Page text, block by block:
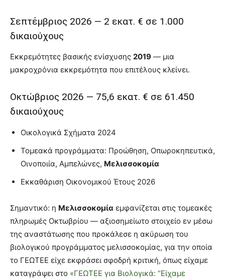
Σεπτέμβριος 2026 — 2 εκατ. € σε 1.000
δικαιούχους
Εκκρεμότητες βασικής ενίσχυσης 2019 — μια
μακροχρόνια εκκρεμότητα που επιτέλους κλείνει.
Οκτώβριος 2026 — 75,6 εκατ. € σε 61.450
δικαιούχους
Οικολογικά Σχήματα 2024
Τομεακά προγράμματα: Προώθηση, Οπωροκηπευτικά,
Οινοποιία, Αμπελώνες, Μελισσοκομία
Εκκαθάριση Οικονομικού Έτους 2026
Σημαντικό: η Μελισσοκομία εμφανίζεται στις τομεακές
πληρωμές Οκτωβρίου — αξιοσημείωτο στοιχείο εν μέσω
της αναστάτωσης που προκάλεσε η ακύρωση του
βιολογικού προγράμματος μελισσοκομίας, για την οποία
το ΓΕΩΤΕΕ είχε εκφράσει σφοδρή κριτική, όπως είχαμε
καταγράψει στο «ΓΕΩΤΕΕ για Βιολογικά: “Είχαμε